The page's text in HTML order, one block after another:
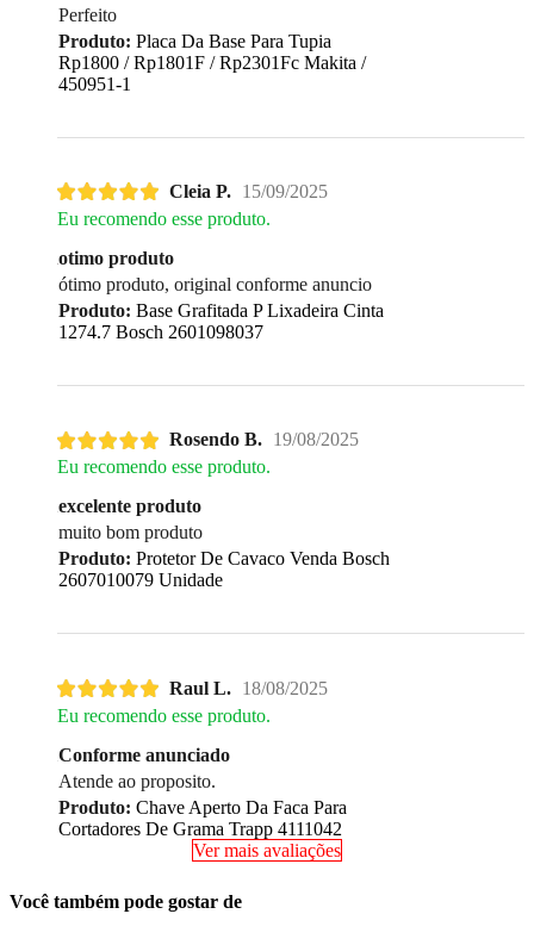
Perfeito
Produto: Placa Da Base Para Tupia
Rp1800 / Rp1801F / Rp2301Fc Makita /
450951-1
Cleia P. 15/09/2025
Eu recomendo esse produto.
otimo produto
ótimo produto, original conforme anuncio
Produto: Base Grafitada P Lixadeira Cinta
1274.7 Bosch 2601098037
Rosendo B. 19/08/2025
Eu recomendo esse produto.
excelente produto
muito bom produto
Produto: Protetor De Cavaco Venda Bosch
2607010079 Unidade
Raul L. 18/08/2025
Eu recomendo esse produto.
Conforme anunciado
Atende ao proposito.
Produto: Chave Aperto Da Faca Para
Cortadores De Grama Trapp 4111042
Ver mais avaliações
Você também pode gostar de